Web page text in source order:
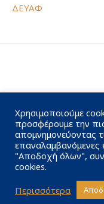
ΔΕΥΑΦ
Χρησιμοποιούμε
προσφέρουμε την
απομνημονεύοντας
επαναλαμβανόμενες
"Αποδοχή όλων",
cookies.
Περισσότερα